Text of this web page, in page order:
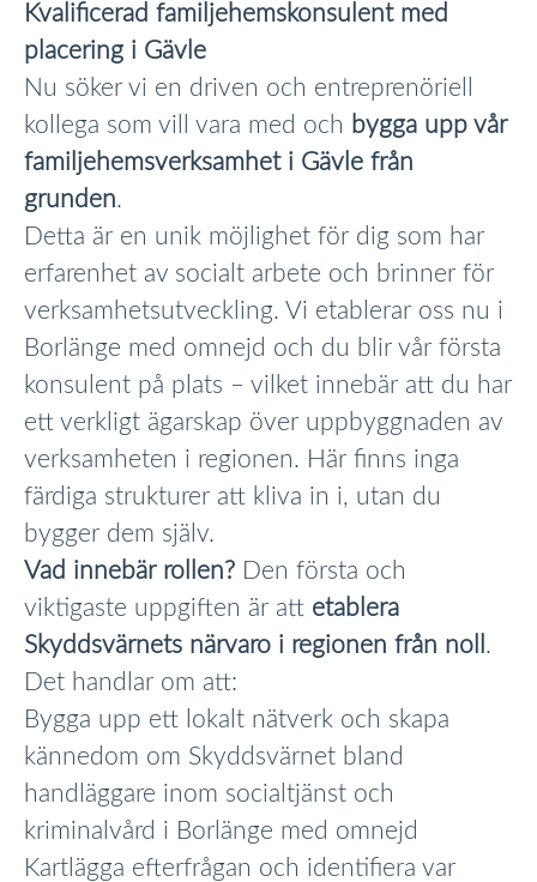
Kvalificerad familjehemskonsulent med
placering i Gävle
Nu söker vi en driven och entreprenöriell
kollega som vill vara med och bygga upp vår
familjehemsverksamhet i Gävle från
grunden.
Detta är en unik möjlighet för dig som har
erfarenhet av socialt arbete och brinner för
verksamhetsutveckling. Vi etablerar oss nu i
Borlänge med omnejd och du blir vår första
konsulent på plats – vilket innebär att du har
ett verkligt ägarskap över uppbyggnaden av
verksamheten i regionen. Här finns inga
färdiga strukturer att kliva in i, utan du
bygger dem själv.
Vad innebär rollen? Den första och
viktigaste uppgiften är att etablera
Skyddsvärnets närvaro i regionen från noll .
Det handlar om att:
Bygga upp ett lokalt nätverk och skapa
kännedom om Skyddsvärnet bland
handläggare inom socialtjänst och
kriminalvård i Borlänge med omnejd
Kartlägga efterfrågan och identifiera var